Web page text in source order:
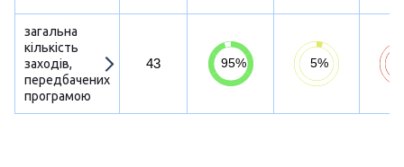
загальна
кількість
заходів,
передбачених
програмою
43